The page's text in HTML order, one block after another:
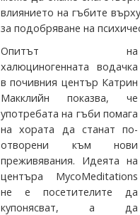
влиянието на гъбите
за подобряване на
Опитът на
халюциногенната водачка
в почивния център Катрин
Макклийн показва, че
употребата на гъби помага
на хората да станат по-
отворени към нови
преживявания. Идеята на
центъра ​MycoMeditations
не е посетителите да
купонясват, а да